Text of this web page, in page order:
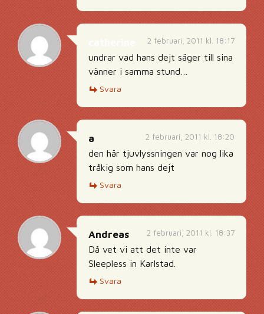
2 februari, 2011 kl. 18:17
undrar vad hans dejt säger till sina
vänner i samma stund…
Svara
2 februari, 2011 kl. 18:20
a
den här tjuvlyssningen var nog lika
tråkig som hans dejt
Svara
2 februari, 2011 kl. 18:37
Andreas
Då vet vi att det inte var
Sleepless in Karlstad.
Svara